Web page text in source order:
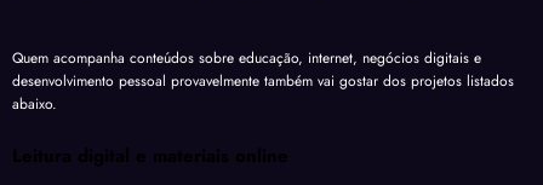
Quem acompanha conteúdos sobre educação, internet, negócios digitais e
desenvolvimento pessoal provavelmente também vai gostar dos projetos listados
abaixo.
Leitura digital e materiais online